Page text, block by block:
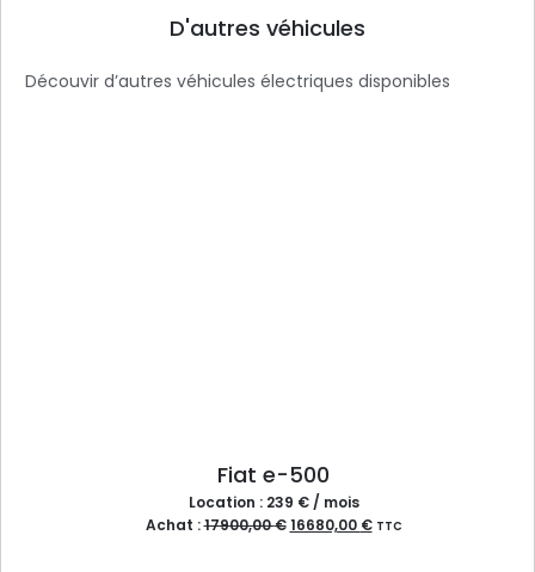
D'autres véhicules
Découvir d’autres véhicules électriques disponibles
Fiat e-500
Location : 239 € / mois
Achat :17900,00€ 16680,00 € TTC